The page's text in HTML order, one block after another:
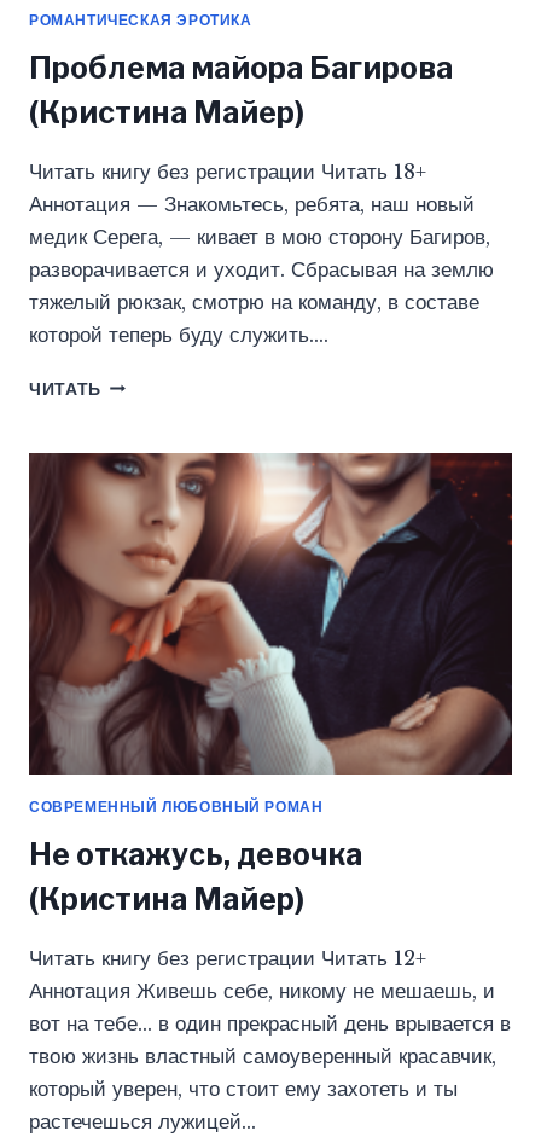
РОМАНТИЧЕСКАЯ ЭРОТИКА
Проблема майора Багирова
(Кристина Майер)
Читать книгу без регистрации Читать 18+
Аннотация — Знакомьтесь, ребята, наш новый
медик Серега, — кивает в мою сторону Багиров,
разворачивается и уходит. Сбрасывая на землю
тяжелый рюкзак, смотрю на команду, в составе
которой теперь буду служить….
ЧИТАТЬ ПРОБЛЕМА
(КРИСТИНА
МАЙЕР)
СОВРЕМЕННЫЙ ЛЮБОВНЫЙ РОМАН
Не откажусь, девочка
(Кристина Майер)
Читать книгу без регистрации Читать 12+
Аннотация Живешь себе, никому не мешаешь, и
вот на тебе… в один прекрасный день врывается в
твою жизнь властный самоуверенный красавчик,
который уверен, что стоит ему захотеть и ты
растечешься лужицей…